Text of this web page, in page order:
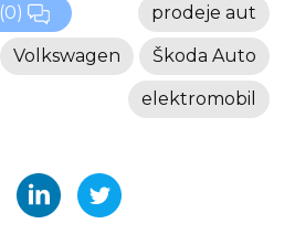
(0) prodeje aut
Škoda Auto
Volkswagen
elektromobil